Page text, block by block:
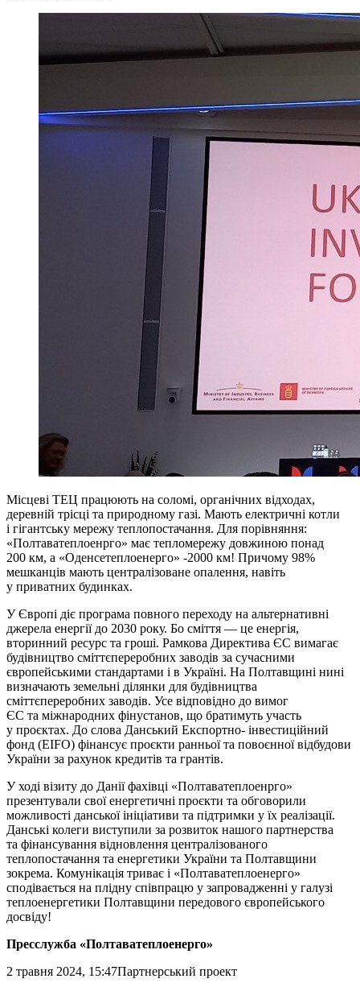
Місцеві ТЕЦ працюють на соломі, органічних відходах,
деревній трісці та природному газі. Мають електричні котли
і гігантську мережу теплопостачання. Для порівняння:
«Полтаватеплоенрго» має тепломережу довжиною понад
200 км, а «Оденсетеплоенерго» -2000 км! Причому 98%
мешканців мають централізоване опалення, навіть
у приватних будинках.
У Європі діє програма повного переходу на альтернативні
джерела енергії до 2030 року. Бо сміття — це енергія,
вторинний ресурс та гроші. Рамкова Директива ЄС вимагає
будівництво сміттєпереробних заводів за сучасними
європейськими стандартами і в Україні. На Полтавщині нині
визначають земельні ділянки для будівництва
сміттєпереробних заводів. Усе відповідно до вимог
ЄС та міжнародних фінустанов, що братимуть участь
у проєктах. До слова Данський Експортно- інвестиційний
фонд (EIFO) фінансує проєкти ранньої та повоєнної відбудови
України за рахунок кредитів та грантів.
У ході візиту до Данії фахівці «Полтаватеплоенрго»
презентували свої енергетичні проєкти та обговорили
можливості данської ініціативи та підтримки у їх реалізації.
Данські колеги виступили за розвиток нашого партнерства
та фінансування відновлення централізованого
теплопостачання та енергетики України та Полтавщини
зокрема. Комунікація триває і «Полтаватеплоенерго»
сподівається на плідну співпрацю у запровадженні у галузі
теплоенергетики Полтавщини передового європейського
досвіду!
Пресслужба «Полтаватеплоенерго»
2 травня 2024, 15:47Партнерський проект